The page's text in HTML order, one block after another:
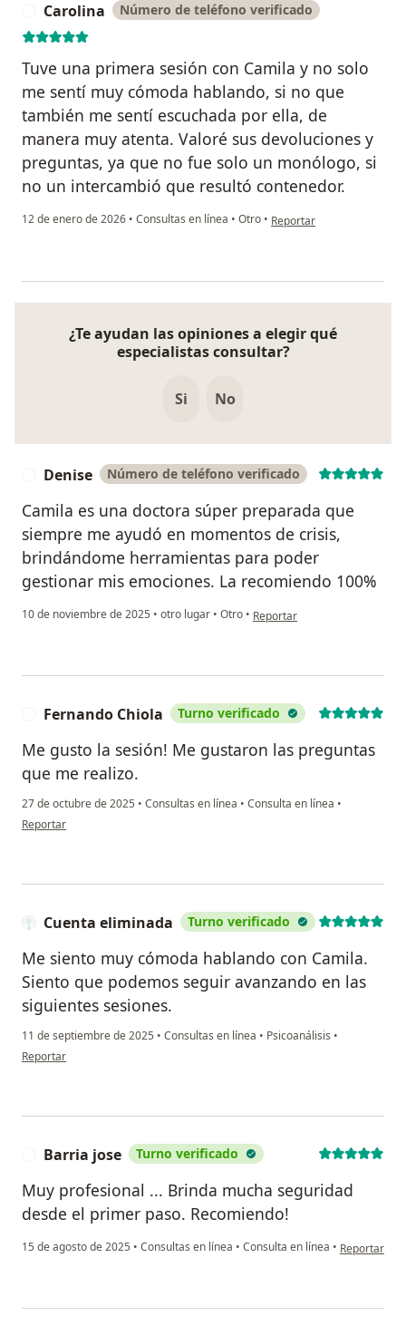
Carolina Número de teléfono verificado
Tuve una primera sesión con Camila y no solo
me sentí muy cómoda hablando, si no que
también me sentí escuchada por ella, de
manera muy atenta. Valoré sus devoluciones y
preguntas, ya que no fue solo un monólogo, si
no un intercambió que resultó contenedor.
12 de enero de 2026 • Consultas en línea • Otro • en opinión del usuario
Reportar
¿Te ayudan las opiniones a elegir qué
especialistas consultar?
Si No
Denise Número de teléfono verificado
Camila es una doctora súper preparada que
siempre me ayudó en momentos de crisis,
brindándome herramientas para poder
gestionar mis emociones. La recomiendo 100%
10 de noviembre de 2025 • otro lugar • Otro • en opinión del usuario Denise
Reportar
Fernando Chiola Turno verificado
Me gusto la sesión! Me gustaron las preguntas
que me realizo.
27 de octubre de 2025 • Consultas en línea • Consulta en línea •
en opinión del usuario Fernando Chiola
Reportar
Cuenta eliminada Turno verificado
Me siento muy cómoda hablando con Camila.
Siento que podemos seguir avanzando en las
siguientes sesiones.
11 de septiembre de 2025 • Consultas en línea • Psicoanálisis •
en opinión del usuario Cuenta eliminada
Reportar
Barria jose Turno verificado
Muy profesional ... Brinda mucha seguridad
desde el primer paso. Recomiendo!
15 de agosto de 2025 • Consultas en línea • Consulta en línea • en opinión
Reportar